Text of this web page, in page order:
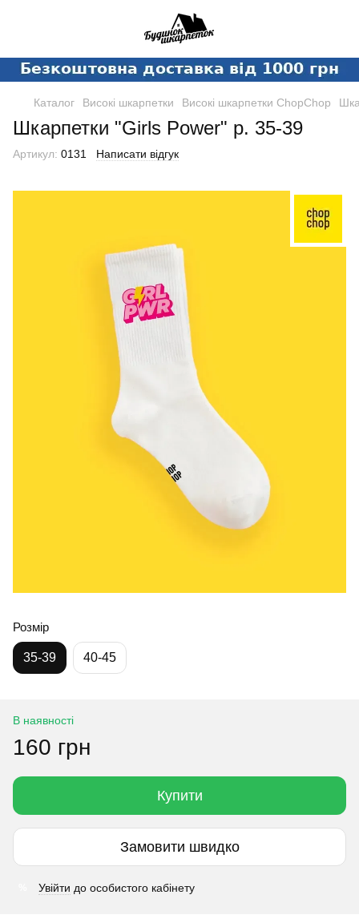
Каталог Високі шкарпетки Високі шкарпетки ChopChop
Шкарпетки "Girls Power" р. 35-39
Артикул: 0131 Написати відгук
Розмір
35-39 40-45
В наявності
160 грн
Купити
Замовити швидко
Увійти до особистого кабінету